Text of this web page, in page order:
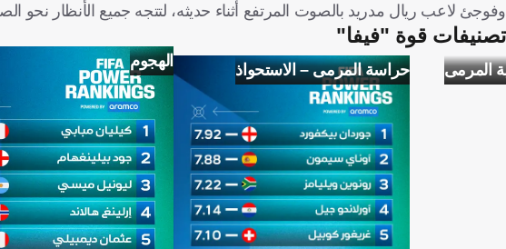
وفوجئ لاعب ريال مدريد بالصوت المرتفع أثناء حديثه، لتتجه جميع الأنظار نحو
تصنيفات قوة "فيفا"
المرمى حراسة المرمى – الاستحواذ الهجوم